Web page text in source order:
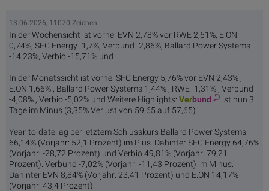
13.06.2026, 11070 Zeichen
In der Wochensicht ist vorne: EVN 2,78% vor RWE 2,61%, E.ON
0,74%, SFC Energy -1,7%, Verbund -2,86%, Ballard Power Systems
-14,23%, Verbio -15,71% und
In der Monatssicht ist vorne: SFC Energy 5,76% vor EVN 2,43% ,
E.ON 1,66% , Ballard Power Systems 1,44% , RWE -1,31% , Verbund
-4,08% , Verbio -5,02% und Weitere Highlights: Verbund
ist nun 3
Tage im Minus (3,35% Verlust von 59,65 auf 57,65).
Year-to-date lag per letztem Schlusskurs Ballard Power Systems
66,14% (Vorjahr: 52,1 Prozent) im Plus. Dahinter SFC Energy 64,76%
(Vorjahr: -28,72 Prozent) und Verbio 49,81% (Vorjahr: 79,21
Prozent). Verbund -7,02% (Vorjahr: -11,43 Prozent) im Minus.
Dahinter EVN 8,84% (Vorjahr: 23,41 Prozent) und E.ON 14,17%
(Vorjahr: 43,4 Prozent).